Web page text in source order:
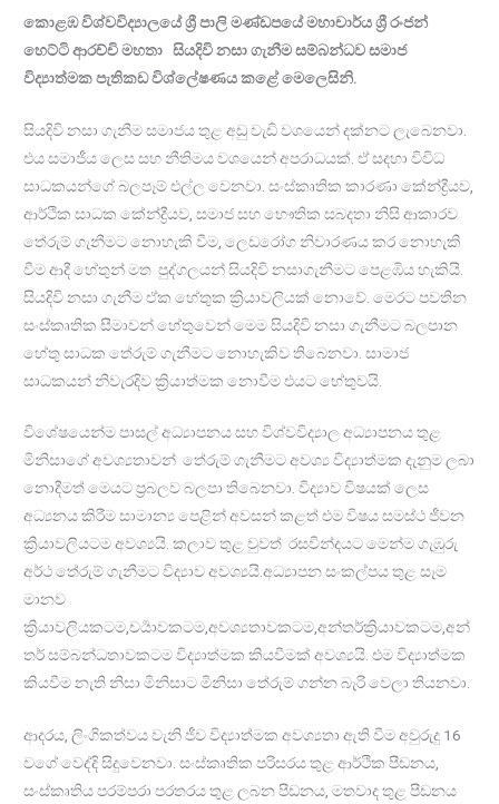
කොළඹ විශ්වවිද්‍යාලයේ ශ්‍රී පාලි මණ්ඩපයේ මහාචාර්ය ශ්‍රී රංජන්
හෙට්ටි ආරච්චි මහතා සියදිවි නසා ගැනීම සම්බන්ධව සමාජ
විද්‍යාත්මක පැතිකඩ විශ්ලේෂණය කළේ මෙලෙසිනි.
සියදිවි නසා ගැනීම සමාජය තුළ අඩු වැඩි වශයෙන් දක්නට ලැබෙනවා.
එය සමාජීය ලෙස සහ නීතිමය වශයෙන් අපරාධයක්. ඒ සදහා විවිධ
සාධකයන්ගේ බලපෑම් එල්ල වෙනවා. සංස්කෘතික කාරණා කේන්ද්‍රීයව,
ආර්ථික සාධක කේන්ද්‍රීයව, සමාජ සහ භෞතික සබදතා නිසි ආකාරව
තේරුම් ගැනීමට නොහැකි වීම, ලෙඩරෝග නිවාරණය කර නොහැකි
වීම ආදී හේතුන් මත පුද්ගලයන් සියදිවි නසාගැනීමට පෙළඹිය හැකියි.
සියදිවි නසා ගැනීම ඒක හේතුක ක්‍රියාවලියක් නොවේ. මෙරට පවතින
සංස්කෘතික සීමාවන් හේතුවෙන් මෙම සියදිවි නසා ගැනීමට බලපාන
හේතු සාධක තේරුම් ගැනීමට නොහැකිව තිබෙනවා. සාමාජ
සාධකයන් නිවැරදිව ක්‍රියාත්මක නොවීම එයට හේතුවයි.
විශේෂයෙන්ම පාසල් අධ්‍යාපනය සහ විශ්වවිද්‍යාල අධ්‍යාපනය තුළ
මිනිසාගේ අවශ්‍යතාවන් තේරුම් ගැනීමට අවශ්‍ය විද්‍යාත්මක දැනුම ලබා
නොදීමත් මෙයට ප්‍රබලව බලපා තිබෙනවා. විද්‍යාව විෂයක් ලෙස
අධ්‍යනය කිරීම සාමාන්‍ය පෙළින් අවසන් කළත් එම විෂය සමස්ථ ජීවන
ක්‍රියාවලියටම අවශ්‍යයි. කලාව තුළ වුවත් රසවින්දයට මෙන්ම ගැඹුරු
අර්ථ තේරුම් ගැනීමට විද්‍යාව අවශ්‍යයි.අධ්‍යාපන සංකල්පය තුළ සෑම
මානව
ක්‍රියාවලියකටම,චර්‍යාවකටම,අවශ්‍යතාවකටම,අන්තර්ක්‍රියාවකටම,අන්
තර් සම්බන්ධතාවකටම විද්‍යාත්මක කියවීමක් අවශ්‍යයි. එම විද්‍යාත්මක
කියවීම නැති නිසා මිනිසාට මිනිසා තේරුම් ගන්න බැරි වෙලා තියනවා.
ආදරය, ලිංගිකත්වය වැනි ජීව විද්‍යාත්මක අවශ්‍යතා ඇති වීම අවුරුදු 16
වගේ වෙද්දි සිදුවෙනවා. සංස්කෘතික පරිසරය තුළ ආර්ථික පීඩනය,
සංස්කෘතිය පරම්පරා පරත‍රය තුළ ලබන පීඩනය, මතවාද තුළ පීඩනය